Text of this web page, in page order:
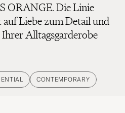
ORANGE. Die Linie
Liebe zum Detail und
Ihrer Alltagsgarderobe
CONTEMPORARY